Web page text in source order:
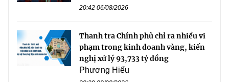
20:42 06/08/2026
Thanh tra Chính phủ chỉ ra nhiều vi
phạm trong kinh doanh vàng, kiến
nghị xử lý 93,733 tỷ đồng
Phương Hiếu